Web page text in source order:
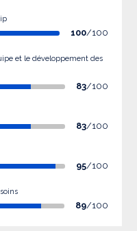
100/100
et le développement des
83/100
83/100
95/100
89/100